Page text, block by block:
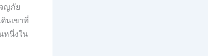
ญภัย
นเขาที่
หนึ่งใน